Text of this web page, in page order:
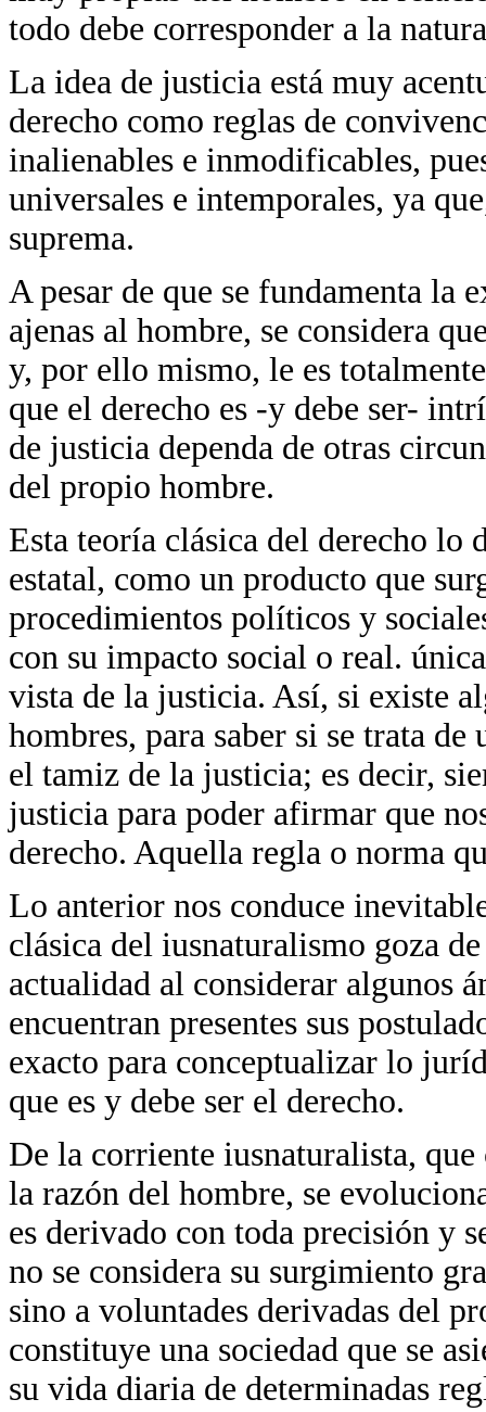
todo debe corresponder a la
La idea de justicia está muy
derecho como reglas de
inalienables e inmodificables,
universales e intemporales, ya
suprema.
A pesar de que se fundamenta la
ajenas al hombre, se considera
y, por ello mismo, le es
que el derecho es -y debe ser-
de justicia dependa de otras
del propio hombre.
Esta teoría clásica del derecho lo
estatal, como un producto que
procedimientos políticos y
con su impacto social o real.
vista de la justicia. Así, si existe
hombres, para saber si se trata
el tamiz de la justicia; es decir,
justicia para poder afirmar que
derecho. Aquella regla o norma
Lo anterior nos conduce
clásica del iusnaturalismo goza
actualidad al considerar algunos
encuentran presentes sus
exacto para conceptualizar lo
que es y debe ser el derecho.
De la corriente iusnaturalista,
la razón del hombre, se
es derivado con toda precisión y
no se considera su surgimiento
sino a voluntades derivadas del
constituye una sociedad que se
su vida diaria de determinadas